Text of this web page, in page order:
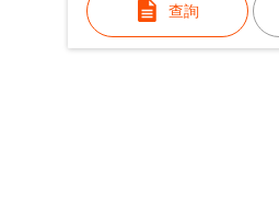
查詢